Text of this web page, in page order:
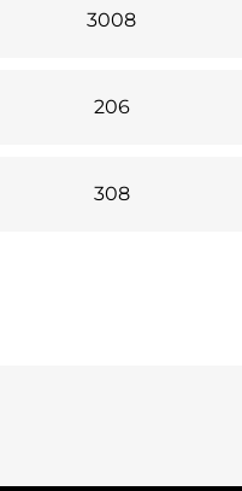
3008
206
308